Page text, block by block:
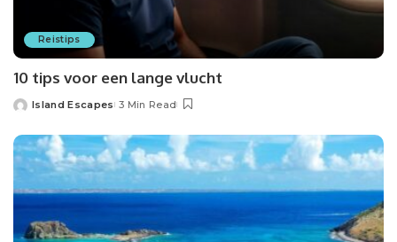
Reistips
10 tips voor een lange vlucht
Posted
Island Escapes 3 Min Read